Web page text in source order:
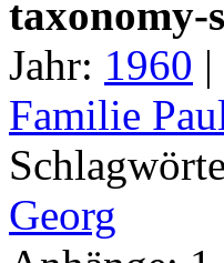
taxonomy-
Jahr: 1960 |
Familie
Georg